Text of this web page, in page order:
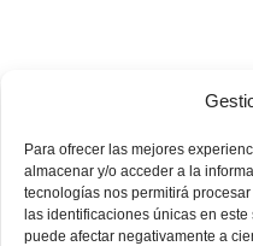
Para ofrecer las mejores
almacenar y/o acceder a la
tecnologías nos permitirá
las identificaciones únicas en
puede afectar negativamente a